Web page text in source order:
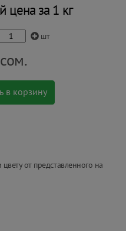
цена за 1 кг
шт
сом.
в корзину
от представленного на